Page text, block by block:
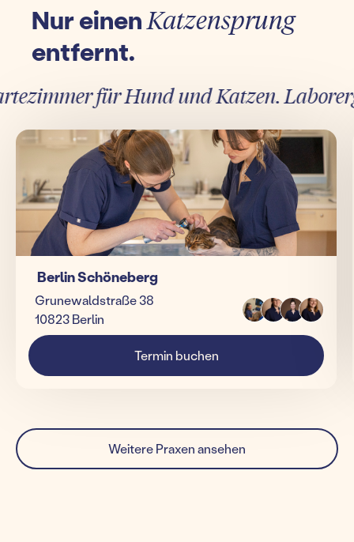
Nur einenKatzensprung
entfernt.
für Hund und Katzen.
Berlin Schöneberg
Grunewaldstraße 38
10823 Berlin
Termin buchen
Weitere Praxen ansehen